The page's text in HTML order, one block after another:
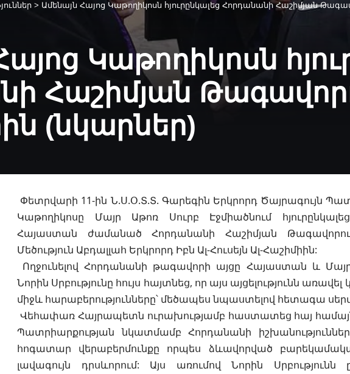
> Ամենայն Հայոց Կաթողիկոսն հյուրընկալեց Հորդանանի Հաշիմյան
Կաթողիկոսն
Հաշիմյան
(նկարներ)
Փետրվարի 11-ին Ն.Ս.Օ.Տ.Տ. Գարեգին Երկրորդ Ծայրագույն
Կաթողիկոսը Մայր Աթոռ Սուրբ Էջմիածնում
Հայաստան ժամանած Հորդանանի Հաշիմյան
Մեծություն Աբդալլահ Երկրորդ Իբն Ալ-Հուսեյն Ալ-Հաշիմիին:
Ողջունելով Հորդանանի թագավորի այցը Հայաստան և
Նորին Սրբությունը հույս հայտնեց, որ այս այցելությունն
միջև հարաբերությունները՝ մեծապես նպաստելով հետագա
Վեհափառ Հայրապետն ուրախությամբ հաստատեց հայ
Պատրիարքության նկատմամբ Հորդանանի
հոգատար վերաբերմունքը որպես ձևավորված
լավագույն դրսևորում: Այս առումով Նորին